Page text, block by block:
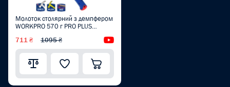
Молоток столярний з демпфером
WORKPRO 570 г PRO PLUS
711 ₴ 1095 ₴